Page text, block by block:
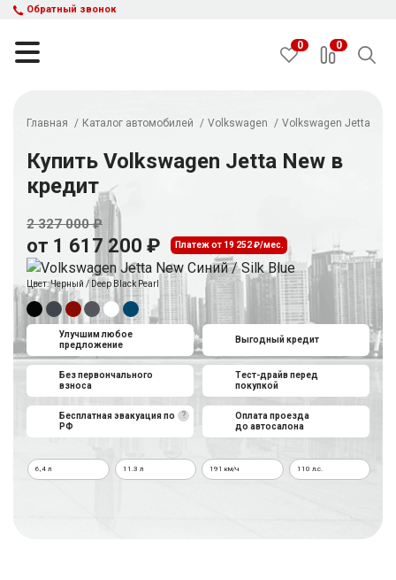
Обратный звонок
Кредит и рассрочка
Акции
Такси в кредит
Подбор авто
Спецпредложения
Отзывы
Контакты
Каталог автомобилей
Авто с пробегом
Время работы: с 08:00 до 22:00 Без выходных
0 0
Главная Каталог автомобилей Volkswagen Volkswagen Jetta New
Купить Volkswagen Jetta New в
кредит
2 327 000 ₽
от 1 617 200 ₽ Платеж от 19 252 ₽/мес.
Цвет:Черный / Deep Black Pearl
Улучшим любое
предложение
Без первончального
взноса
Выгодный кредит
Тест-драйв перед
покупкой
?
Бесплатная эвакуация по
РФ
Оплата проезда
до автосалона
6,4 л 11.3 л 191 км/ч 110 л.с.